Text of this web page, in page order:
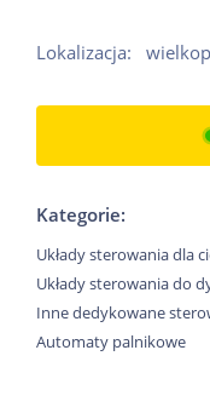
Lokalizacja:
Kategorie:
Układy sterowania dla
Układy sterowania do
Inne dedykowane
Automaty palnikowe